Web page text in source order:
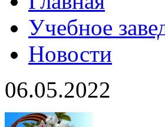
Учебное
Новости
06.05.2022